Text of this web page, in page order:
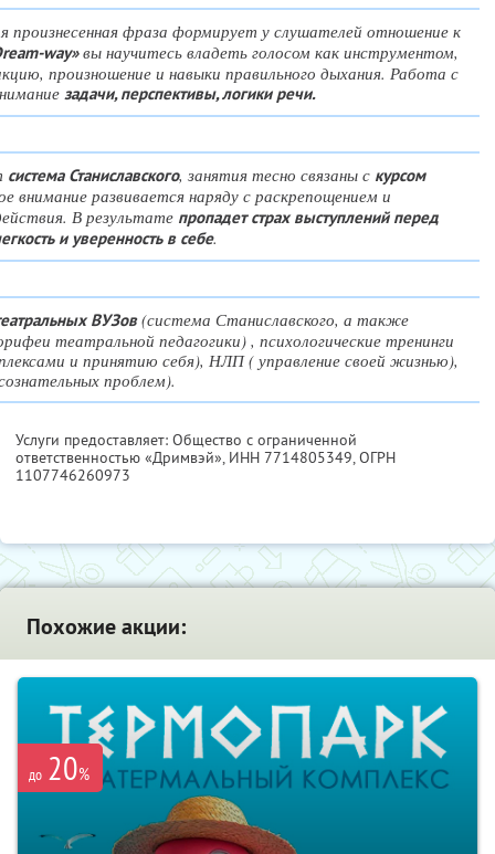
произнесенная фраза формирует у слушателей отношение к
way»вы научитесь владеть голосом как инструментом,
произношение и навыки правильного дыхания. Работа с
задачи, перспективы, логики речи.
система Станиславского, занятия тесно связаны с курсом
внимание развивается наряду с раскрепощением и
В результате пропадет страх выступлений перед
и уверенность в себе.
ВУЗов(система Станиславского, а также
театральной педагогики) , психологические тренинги
и принятию себя), НЛП ( управление своей жизнью),
проблем).
Услуги предоставляет: Общество с ограниченной
ответственностью «Дримвэй», ИНН 7714805349, ОГРН
1107746260973
Похожие акции:
до 20%